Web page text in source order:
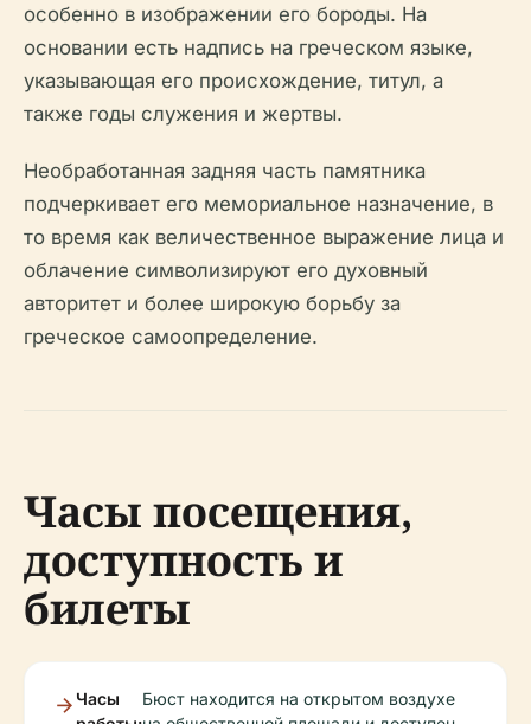
особенно в изображении его бороды. На
основании есть надпись на греческом языке,
указывающая его происхождение, титул, а
также годы служения и жертвы.
Необработанная задняя часть памятника
подчеркивает его мемориальное назначение, в
то время как величественное выражение лица и
облачение символизируют его духовный
авторитет и более широкую борьбу за
греческое самоопределение.
Часы посещения,
доступность и
билеты
Часы
Бюст находится на открытом воздухе